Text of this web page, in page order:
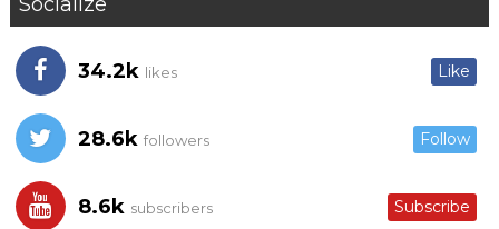
34.2k likes Like
28.6k followers Follow
8.6k subscribers Subscribe